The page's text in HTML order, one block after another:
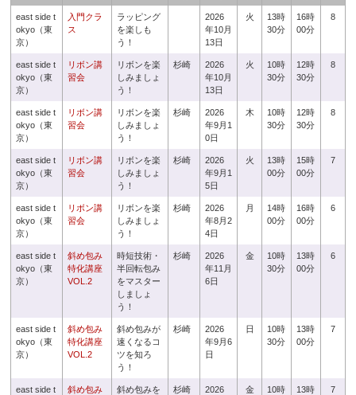
east side t
okyo（東
京）
入門クラ
ス
ラッピング
を楽しも
う！
2026
年10月
13日
火
13時
30分
16時
00分
8
east side t
okyo（東
京）
リボン講
習会
リボンを楽
しみましょ
う！
杉崎
2026
年10月
13日
火
10時
30分
12時
30分
8
east side t
okyo（東
京）
リボン講
習会
リボンを楽
しみましょ
う！
杉崎
2026
年9月1
0日
木
10時
30分
12時
30分
8
east side t
okyo（東
京）
リボン講
習会
リボンを楽
しみましょ
う！
杉崎
2026
年9月1
5日
火
13時
00分
15時
00分
7
east side t
okyo（東
京）
リボン講
習会
リボンを楽
しみましょ
う！
杉崎
2026
年8月2
4日
月
14時
00分
16時
00分
6
east side t
okyo（東
京）
斜め包み
特化講座
VOL.2
時短技術・
半回転包み
をマスター
しましょ
う！
杉崎
2026
年11月
6日
金
10時
30分
13時
00分
6
east side t
okyo（東
京）
斜め包み
特化講座
VOL.2
斜め包みが
速くなるコ
ツを知ろ
う！
杉崎
2026
年9月6
日
日
10時
30分
13時
00分
7
east side t
斜め包み
斜め包みを
杉崎
2026
金
10時
13時
7